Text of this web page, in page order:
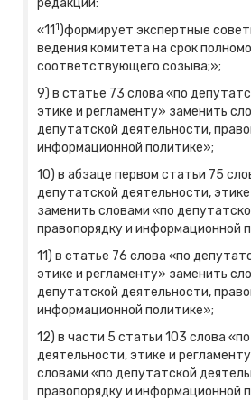
редакции:
«111)формирует экспертные
ведения комитета на срок
соответствующего созыва;»;
9) в статье 73 слова «по
этике и регламенту» заменить
депутатской деятельности,
информационной политике»;
10) в абзаце первом статьи 75
депутатской деятельности,
заменить словами «по
правопорядку и информационной
11) в статье 76 слова «по
этике и регламенту» заменить
депутатской деятельности,
информационной политике»;
12) в части 5 статьи 103 слова
деятельности, этике и
словами «по депутатской
правопорядку и информационной